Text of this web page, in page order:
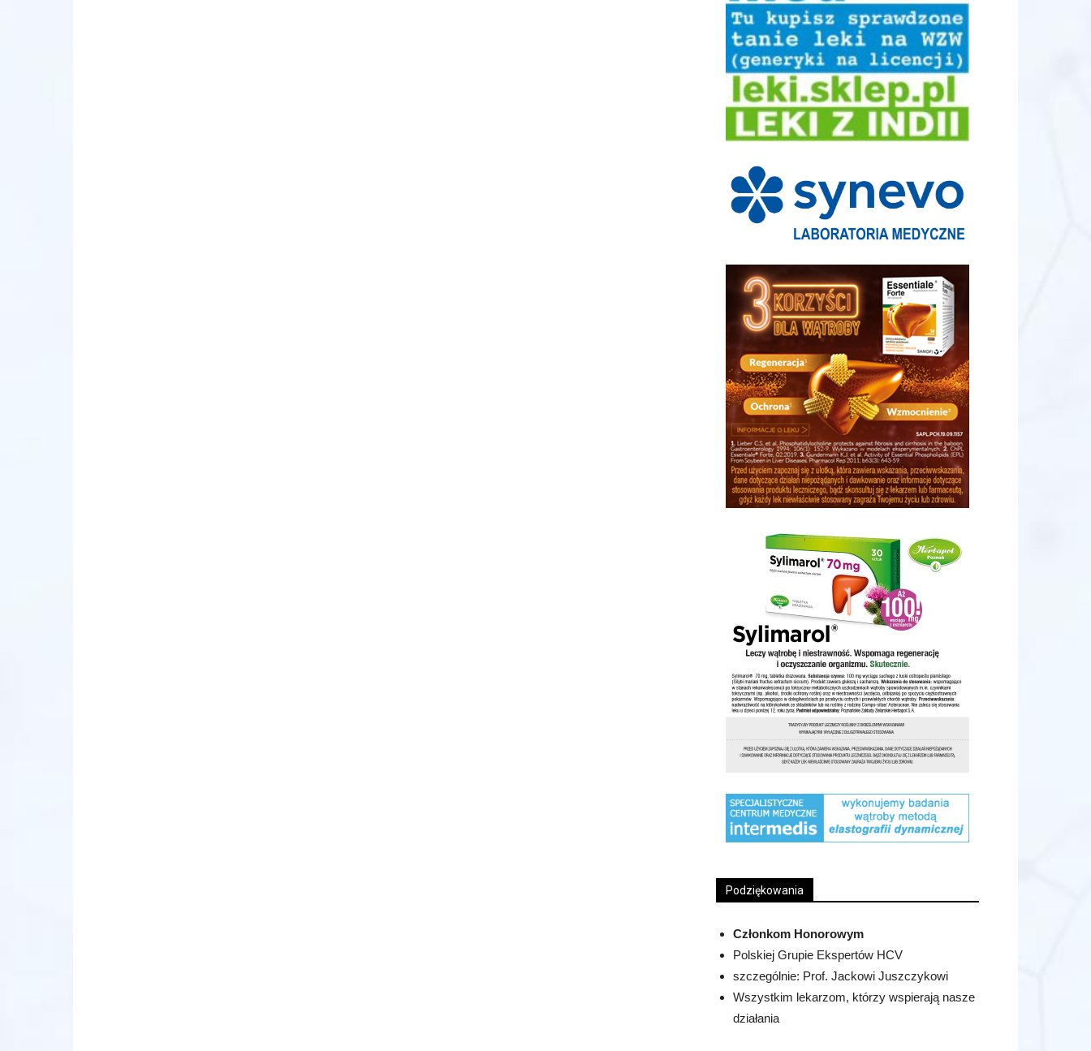
Podziękowania
Członkom Honorowym
Polskiej Grupie Ekspertów HCV
szczególnie: Prof. Jackowi Juszczykowi
Wszystkim lekarzom, którzy wspierają nasze
działania